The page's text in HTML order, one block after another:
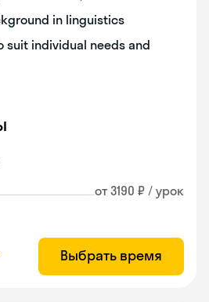
in linguistics
suit individual needs and
от 3190 ₽ / урок
Выбрать время